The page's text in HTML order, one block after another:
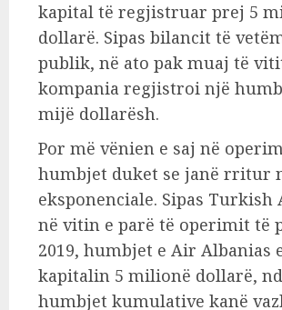
kapital të regjistruar prej 5
dollarë. Sipas bilancit të
publik, në ato pak muaj të
kompania regjistroi një
mijë dollarësh.
Por më vënien e saj në
humbjet duket se janë rritur
eksponenciale. Sipas Turkish
në vitin e parë të operimit të
2019, humbjet e Air Albanias
kapitalin 5 milionë dollarë,
humbjet kumulative kanë